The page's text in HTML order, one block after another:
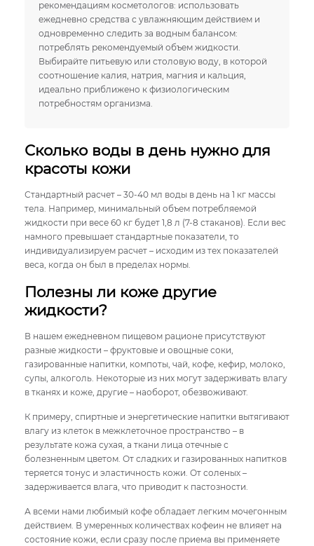
рекомендациям косметологов: использовать
ежедневно средства с увлажняющим действием и
одновременно следить за водным балансом:
потреблять рекомендуемый объем жидкости.
Выбирайте питьевую или столовую воду, в которой
соотношение калия, натрия, магния и кальция,
идеально приближено к физиологическим
потребностям организма.
Сколько воды в день нужно для
красоты кожи
Стандартный расчет – 30-40 мл воды в день на 1 кг массы
тела. Например, минимальный объем потребляемой
жидкости при весе 60 кг будет 1,8 л (7-8 стаканов). Если вес
намного превышает стандартные показатели, то
индивидуализируем расчет – исходим из тех показателей
веса, когда он был в пределах нормы.
Полезны ли коже другие
жидкости?
В нашем ежедневном пищевом рационе присутствуют
разные жидкости – фруктовые и овощные соки,
газированные напитки, компоты, чай, кофе, кефир, молоко,
супы, алкоголь. Некоторые из них могут задерживать влагу
в тканях и коже, другие – наоборот, обезвоживают.
К примеру, спиртные и энергетические напитки вытягивают
влагу из клеток в межклеточное пространство – в
результате кожа сухая, а ткани лица отечные с
болезненным цветом. От сладких и газированных напитков
теряется тонус и эластичность кожи. От соленых –
задерживается влага, что приводит к пастозности.
А всеми нами любимый кофе обладает легким мочегонным
действием. В умеренных количествах кофеин не влияет на
состояние кожи, если сразу после приема вы применяете